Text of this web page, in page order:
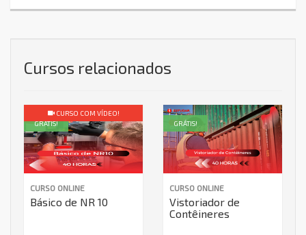
Cursos relacionados
CURSO ONLINE
Básico de NR 10
GRÁTIS!
CURSO COM VÍDEO!
CURSO ONLINE
Vistoriador de
Contêineres
GRÁTIS!